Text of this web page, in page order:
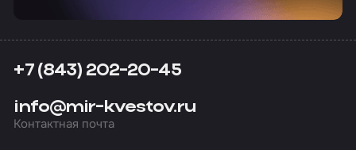
+7 (843) 202-20-45
info@mir-kvestov.ru
Контактная почта